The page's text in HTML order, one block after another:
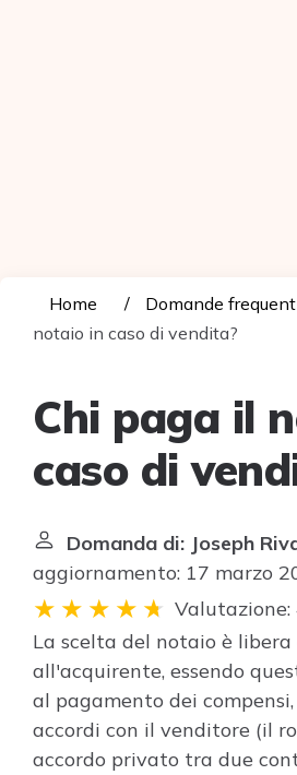
Home Domande
notaio in caso di vendita?
Chi paga il
caso di
Domanda di: Joseph
aggiornamento: 17 marzo
Valutazione:
La scelta del notaio è
all'acquirente, essendo
al pagamento dei
accordi con il venditore (il
accordo privato tra due